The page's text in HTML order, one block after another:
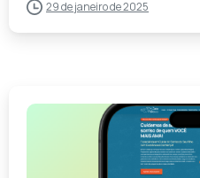
29 de janeiro de 2025